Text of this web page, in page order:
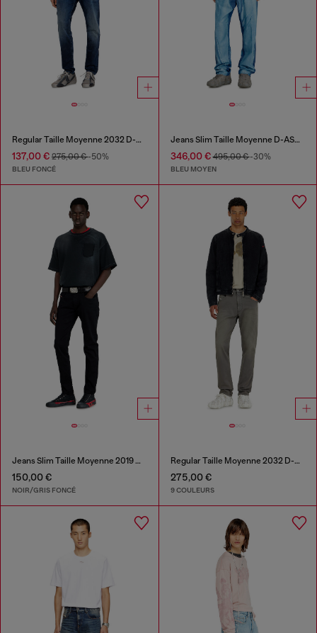
Regular Taille Moyenne 2032 D-Krooley Joggjeans®
137,00 € 275,00 €-50%
BLEU FONCÉ
Jeans Slim Taille Moyenne D-ASKAR
346,00 €495,00 €-30%
BLEU MOYEN
Jeans Slim Taille Moyenne 2019 D-Strukt
150,00 €
NOIR/GRIS FONCÉ
Regular Taille Moyenne 2032 D-Krooley-BW Joggjeans®
275,00 €
9 COULEURS